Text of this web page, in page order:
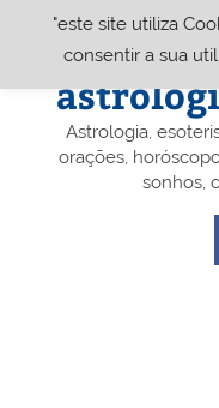
Portal
Astrologia,
orações,
sonhos,
"este site utiliza
consentir a sua